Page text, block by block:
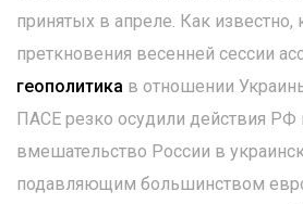
принятых в апреле. Как известно,
преткновения весенней сессии
геополитика в отношении
ПАСЕ резко осудили действия
вмешательство России в
подавляющим большинством